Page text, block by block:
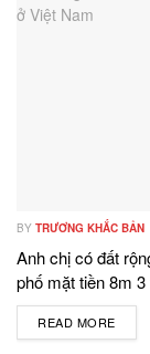
BY TRƯƠNG KHẮC BẢN
Anh chị có đất
phố mặt tiền 8m 3
READ MORE